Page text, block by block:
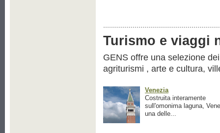
Turismo e viaggi
GENS offre una selezione
agriturismi , arte e cultura,
Venezia
Costruita interamente
sull'omonima laguna,
una delle...